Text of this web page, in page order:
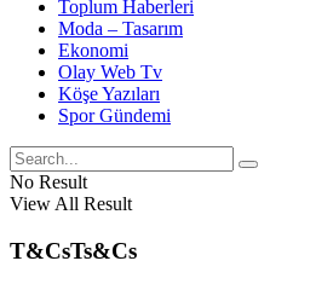
Toplum Haberleri
Moda – Tasarım
Ekonomi
Olay Web Tv
Köşe Yazıları
Spor Gündemi
No Result
View All Result
T&CsTs&Cs